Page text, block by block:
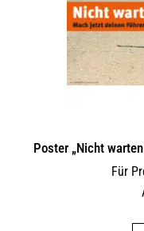
Poster „Nicht
Für